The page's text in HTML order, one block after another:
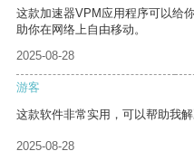
这款加速器VPM应用程序可以给
助你在网络上自由移动。
2025-08-28
游客
这款软件非常实用，可以帮助我解
2025-08-28